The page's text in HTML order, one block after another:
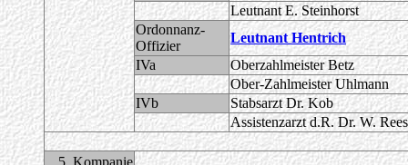
Leutnant E. Steinhorst
Ordonnanz-
Offizier
Leutnant Hentrich
IVa
Oberzahlmeister Betz
Ober-Zahlmeister Uhlmann
IVb
Stabsarzt Dr. Kob
Assistenzarzt d.R. Dr. W.
5. Kompanie